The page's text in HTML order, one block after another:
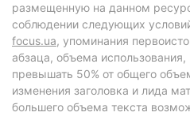
размещенную на данном
соблюдении следующих
focus.ua, упоминания
абзаца, объема
превышать 50% от общего
изменения заголовка и лида
большего объема текста